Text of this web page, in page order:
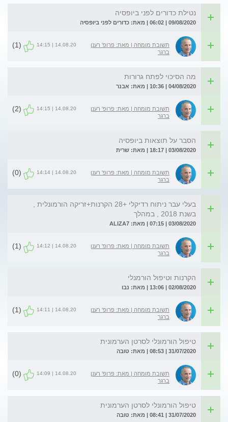
נטילת כדורים לפני ביופסיה
09/08/2020 | 06:02 | מאת: כדורים לפני ביופסיה
תשובת מומחה | מאת: פרופ' רענן
ברגר
14.08.20 | 14:15
(1)
מה הסיכוי לפתח גרורות
04/08/2020 | 10:36 | מאת: אבנר
תשובת מומחה | מאת: פרופ' רענן
ברגר
14.08.20 | 14:15
(2)
הסבר על תוצאות ביופסיה
03/08/2020 | 18:17 | מאת: שרית
תשובת מומחה | מאת: פרופ' רענן
ברגר
14.08.20 | 14:14
(0)
בעלי עבר ניתוח רדיקלי +28 הקרנות+זריקה הורמונלית ,
בשנת 2018 , במהלך
03/08/2020 | 07:15 | מאת: ALIZA7
תשובת מומחה | מאת: פרופ' רענן
ברגר
14.08.20 | 14:12
(1)
הקרנות וטיפול הורמנלי
02/08/2020 | 13:06 | מאת: נבו
תשובת מומחה | מאת: פרופ' רענן
ברגר
14.08.20 | 14:11
(1)
טיפול הורמונלי לסרטן הערמונית
31/07/2020 | 08:53 | מאת: טובה
תשובת מומחה | מאת: פרופ' רענן
ברגר
14.08.20 | 14:09
(0)
טיפול הורמונלי לסרטן הערמונית
31/07/2020 | 08:41 | מאת: טובה